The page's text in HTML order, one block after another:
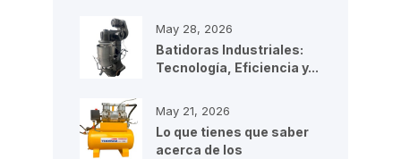
May 28, 2026
Batidoras Industriales:
Tecnología, Eficiencia y...
May 21, 2026
Lo que tienes que saber
acerca de los